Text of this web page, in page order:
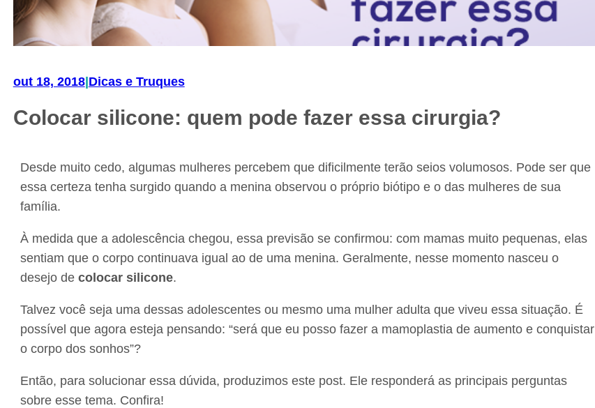
out 18, 2018|Dicas e Truques
Colocar silicone: quem pode fazer essa cirurgia?
Desde muito cedo, algumas mulheres percebem que dificilmente terão seios volumosos. Pode ser que
essa certeza tenha surgido quando a menina observou o próprio biótipo e o das mulheres de sua
família.
À medida que a adolescência chegou, essa previsão se confirmou: com mamas muito pequenas, elas
sentiam que o corpo continuava igual ao de uma menina. Geralmente, nesse momento nasceu o
desejo decolocar silicone.
Talvez você seja uma dessas adolescentes ou mesmo uma mulher adulta que viveu essa situação. É
possível que agora esteja pensando: “será que eu posso fazer a mamoplastia de aumento e conquistar
o corpo dos sonhos”?
Então, para solucionar essa dúvida, produzimos este post. Ele responderá as principais perguntas
sobre esse tema. Confira!